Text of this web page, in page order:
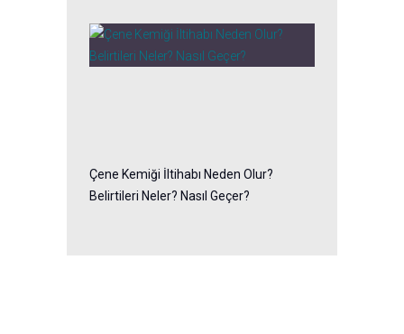
Çene Kemiği İltihabı Neden Olur?
Belirtileri Neler? Nasıl Geçer?